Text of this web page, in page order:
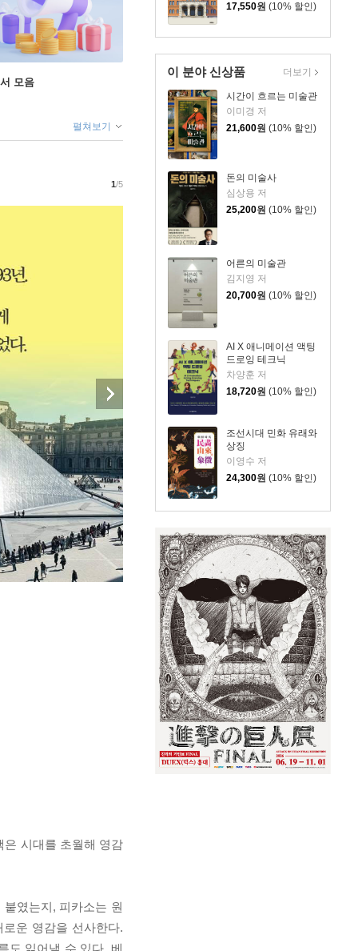
17,550원 (10% 할인)
이 분야 신상품
시간이 흐르는 미술관
이미경 저
21,600원 (10% 할인)
돈의 미술사
심상용 저
25,200원 (10% 할인)
어른의 미술관
김지영 저
20,700원 (10% 할인)
AI X 애니메이션 액팅
드로잉 테크닉
차양훈 저
18,720원 (10% 할인)
조선시대 민화 유래와
상징
이영수 저
24,300원 (10% 할인)
더보기
모음
펼쳐보기
1/5
은 시대를 초월해 영감
였는지, 피카소는 원
운 영감을 선사한다.